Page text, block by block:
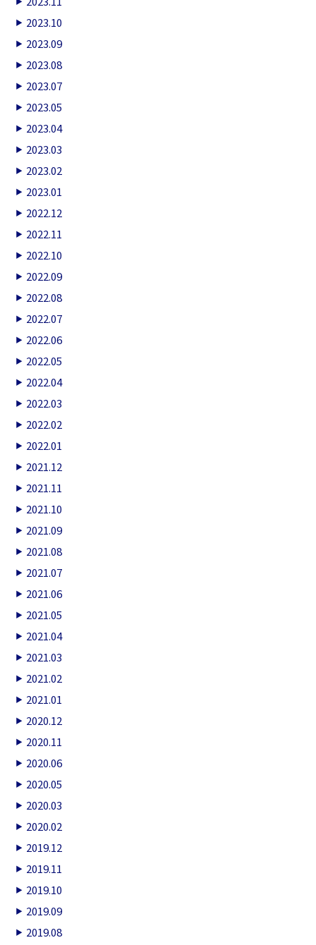
2023.10
2023.09
2023.08
2023.07
2023.05
2023.04
2023.03
2023.02
2023.01
2022.12
2022.11
2022.10
2022.09
2022.08
2022.07
2022.06
2022.05
2022.04
2022.03
2022.02
2022.01
2021.12
2021.11
2021.10
2021.09
2021.08
2021.07
2021.06
2021.05
2021.04
2021.03
2021.02
2021.01
2020.12
2020.11
2020.06
2020.05
2020.03
2020.02
2019.12
2019.11
2019.10
2019.09
2019.08